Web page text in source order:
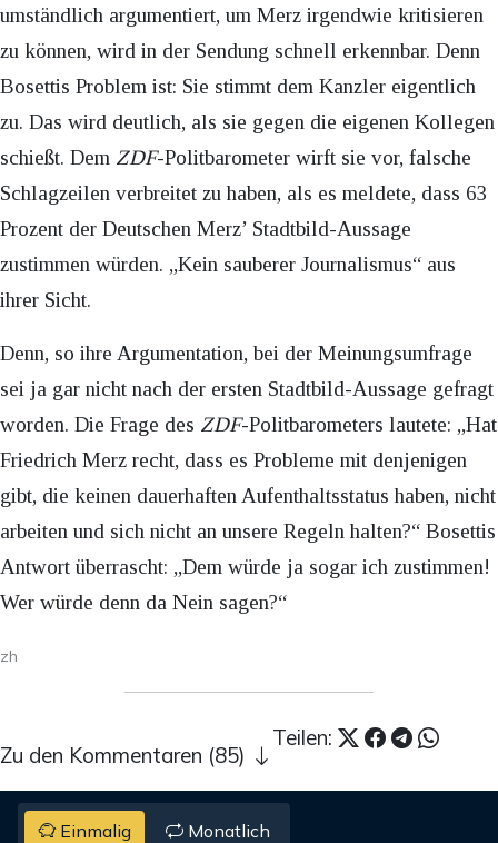
umständlich argumentiert, um Merz irgendwie kritisieren
zu können, wird in der Sendung schnell erkennbar. Denn
Bosettis Problem ist: Sie stimmt dem Kanzler eigentlich
zu. Das wird deutlich, als sie gegen die eigenen Kollegen
schießt. Dem ZDF-Politbarometer wirft sie vor, falsche
Schlagzeilen verbreitet zu haben, als es meldete, dass 63
Prozent der Deutschen Merz’ Stadtbild-Aussage
zustimmen würden. „Kein sauberer Journalismus“ aus
ihrer Sicht.
Denn, so ihre Argumentation, bei der Meinungsumfrage
sei ja gar nicht nach der ersten Stadtbild-Aussage gefragt
worden. Die Frage des ZDF-Politbarometers lautete: „Hat
Friedrich Merz recht, dass es Probleme mit denjenigen
gibt, die keinen dauerhaften Aufenthaltsstatus haben, nicht
arbeiten und sich nicht an unsere Regeln halten?“ Bosettis
Antwort überrascht: „Dem würde ja sogar ich zustimmen!
Wer würde denn da Nein sagen?“
zh
Teilen:
Zu den Kommentaren (85)
Einmalig Monatlich